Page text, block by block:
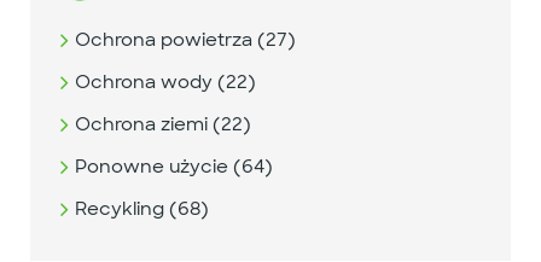
Ochrona powietrza (27)
Ochrona wody (22)
Ochrona ziemi (22)
Ponowne użycie (64)
Recykling (68)